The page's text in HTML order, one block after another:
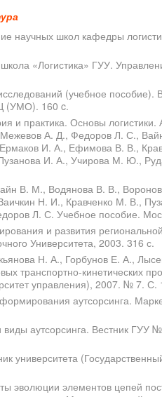
научных школ кафедры
«Логистика» ГУУ.
(учебное пособие).
(УМО). 160 c.
и практика. Основы
А. Д., Федоров Л. С.,
И. А., Ефимова В. В.,
И. А., Учирова М. Ю.,
В. М., Водянова В. В.,
Н. И., Кравченко М. В.,
Л. С. Учебное пособие.
и развития региональной
Университета, 2003. 316 с.
Н. А., Горбунов Е. А.,
транспортно-кинетических
управления), 2007. № 7. С.
аутсорсинга.
аутсорсинга. Вестник ГУУ
университета
эволюции элементов цепей